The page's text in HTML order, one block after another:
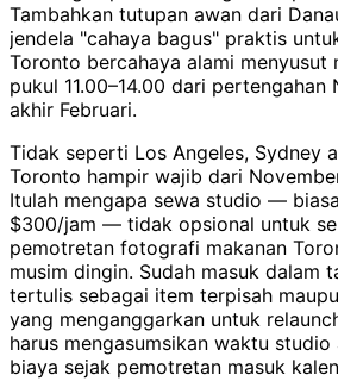
Tambahkan tutupan awan dari
jendela "cahaya bagus" praktis
Toronto bercahaya alami menyusut
pukul 11.00–14.00 dari pertengahan
akhir Februari.
Tidak seperti Los Angeles, Sydney
Toronto hampir wajib dari
Itulah mengapa sewa studio —
$300/jam — tidak opsional untuk
pemotretan fotografi makanan
musim dingin. Sudah masuk dalam
tertulis sebagai item terpisah
yang menganggarkan untuk
harus mengasumsikan waktu
biaya sejak pemotretan masuk